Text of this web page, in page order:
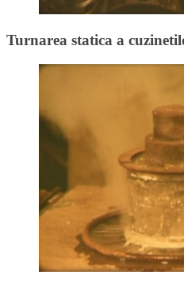
Turnarea statica a